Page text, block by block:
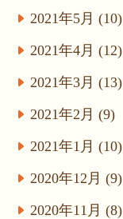
2021年5月 (10)
2021年4月 (12)
2021年3月 (13)
2021年2月 (9)
2021年1月 (10)
2020年12月 (9)
2020年11月 (8)